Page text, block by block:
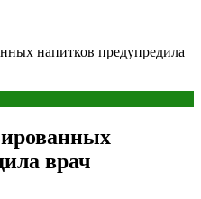
напитков предупредила
врач